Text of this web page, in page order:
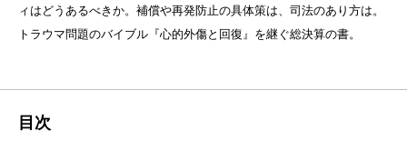
ィはどうあるべきか。補償や再発防止の具体策は、司法のあり方は。
トラウマ問題のバイブル『心的外傷と回復』を継ぐ総決算の書。
目次